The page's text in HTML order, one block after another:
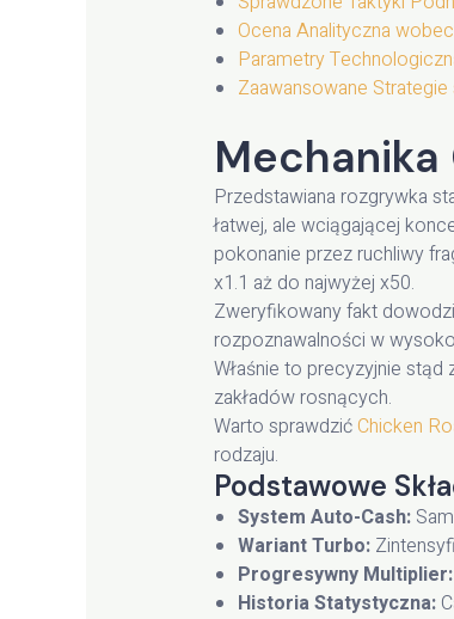
Ocena Analityczna
Parametry
Zaawansowane
Mechanika
Przedstawiana rozgrywka
łatwej, ale wciągającej
pokonanie przez ruchliwy
x1.1 aż do najwyżej x50.
Zweryfikowany fakt
rozpoznawalności w
Właśnie to precyzyjnie
zakładów rosnących.
Warto sprawdzić Chicken
rodzaju.
Podstawowe
System Auto-Cash:
Wariant Turbo:
Progresywny Multiplier:
Historia Statystyczna: